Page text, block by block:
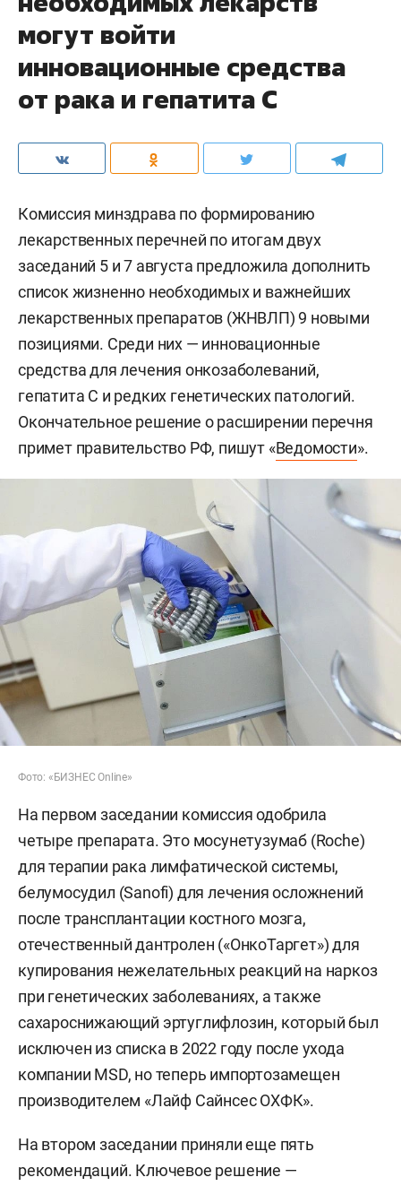
могут войти
инновационные средства
от рака и гепатита С
Комиссия минздрава по формированию
лекарственных перечней по итогам двух
заседаний 5 и 7 августа предложила дополнить
список жизненно необходимых и важнейших
лекарственных препаратов (ЖНВЛП) 9 новыми
позициями. Среди них — инновационные
средства для лечения онкозаболеваний,
гепатита С и редких генетических патологий.
Окончательное решение о расширении перечня
примет правительство РФ, пишут «Ведомости».
Фото: «БИЗНЕС Online»
На первом заседании комиссия одобрила
четыре препарата. Это мосунетузумаб (Roche)
для терапии рака лимфатической системы,
белумосудил (Sanofi) для лечения осложнений
после трансплантации костного мозга,
отечественный дантролен («ОнкоТаргет») для
купирования нежелательных реакций на наркоз
при генетических заболеваниях, а также
сахароснижающий эртуглифлозин, который был
исключен из списка в 2022 году после ухода
компании MSD, но теперь импортозамещен
производителем «Лайф Сайнсес ОХФК».
На втором заседании приняли еще пять
рекомендаций. Ключевое решение —